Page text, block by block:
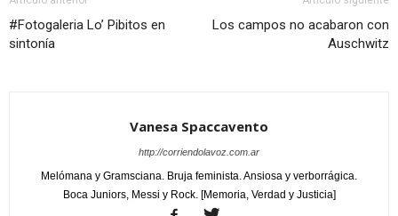
#Fotogaleria Lo’ Pibitos en
sintonía
Los campos no acabaron con
Auschwitz
Vanesa Spaccavento
http://corriendolavoz.com.ar
Melómana y Gramsciana. Bruja feminista. Ansiosa y verborrágica.
Boca Juniors, Messi y Rock. [Memoria, Verdad y Justicia]